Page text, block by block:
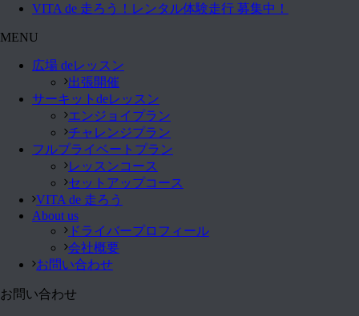
VITA de 走ろう！レンタル体験走行 募集中！
MENU
広場 deレッスン
出張開催
サーキットdeレッスン
エンジョイプラン
チャレンジプラン
フルプライベートプラン
レッスンコース
セットアップコース
VITA de 走ろう
About us
ドライバープロフィール
会社概要
お問い合わせ
お問い合わせ